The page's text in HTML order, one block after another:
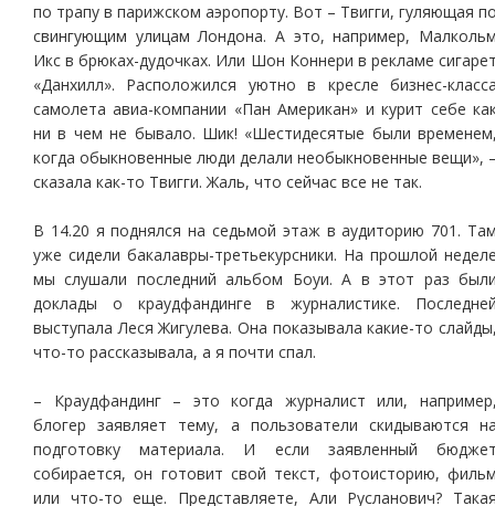
по трапу в парижском аэропорту. Вот – Твигги, гуляющая
свингующим улицам Лондона. А это, например,
Икс в брюках-дудочках. Или Шон Коннери в рекламе
«Данхилл». Расположился уютно в кресле бизнес-
самолета авиа-компании «Пан Американ» и курит себе
ни в чем не бывало. Шик! «Шестидесятые были
когда обыкновенные люди делали необыкновенные вещи»,
сказала как-то Твигги. Жаль, что сейчас все не так.
В 14.20 я поднялся на седьмой этаж в аудиторию 701.
уже сидели бакалавры-третьекурсники. На прошлой
мы слушали последний альбом Боуи. А в этот раз
доклады о краудфандинге в журналистике.
выступала Леся Жигулева. Она показывала какие-то
что-то рассказывала, а я почти спал.
– Краудфандинг – это когда журналист или,
блогер заявляет тему, а пользователи скидываются
подготовку материала. И если заявленный
собирается, он готовит свой текст, фотоисторию,
или что-то еще. Представляете, Али Русланович?